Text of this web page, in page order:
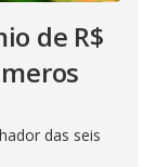
de R$
das seis